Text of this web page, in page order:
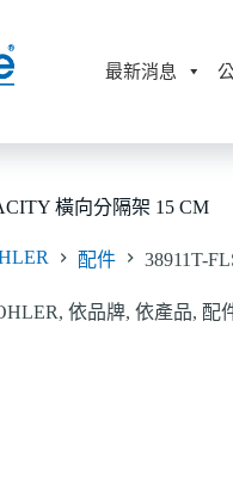
最新消息
橫向分隔架 15 CM
配件 38911T-
, 依品牌, 依產品, 配